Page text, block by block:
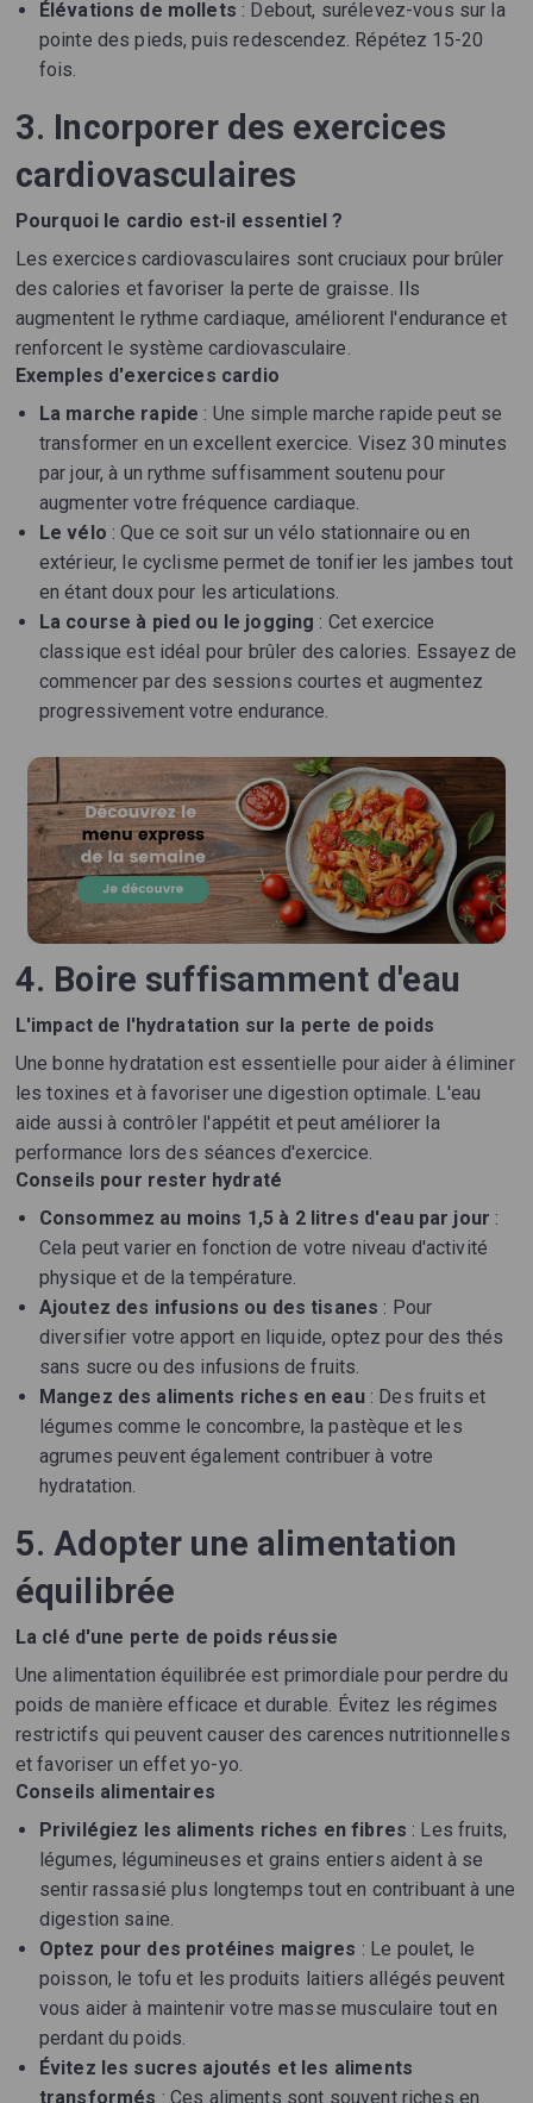
Élévations de mollets : Debout, surélevez-vous sur la
pointe des pieds, puis redescendez. Répétez 15-20
fois.
3. Incorporer des exercices
cardiovasculaires
Pourquoi le cardio est-il essentiel ?
Les exercices cardiovasculaires sont cruciaux pour brûler
des calories et favoriser la perte de graisse. Ils
augmentent le rythme cardiaque, améliorent l'endurance et
renforcent le système cardiovasculaire.
Exemples d'exercices cardio
La marche rapide : Une simple marche rapide peut se
transformer en un excellent exercice. Visez 30 minutes
par jour, à un rythme suffisamment soutenu pour
augmenter votre fréquence cardiaque.
Le vélo : Que ce soit sur un vélo stationnaire ou en
extérieur, le cyclisme permet de tonifier les jambes tout
en étant doux pour les articulations.
La course à pied ou le jogging : Cet exercice
classique est idéal pour brûler des calories. Essayez de
commencer par des sessions courtes et augmentez
progressivement votre endurance.
4. Boire suffisamment d'eau
L'impact de l'hydratation sur la perte de poids
Une bonne hydratation est essentielle pour aider à éliminer
les toxines et à favoriser une digestion optimale. L'eau
aide aussi à contrôler l'appétit et peut améliorer la
performance lors des séances d'exercice.
Conseils pour rester hydraté
Consommez au moins 1,5 à 2 litres d'eau par jour :
Cela peut varier en fonction de votre niveau d'activité
physique et de la température.
Ajoutez des infusions ou des tisanes : Pour
diversifier votre apport en liquide, optez pour des thés
sans sucre ou des infusions de fruits.
Mangez des aliments riches en eau: Des fruits et
légumes comme le concombre, la pastèque et les
agrumes peuvent également contribuer à votre
hydratation.
5. Adopter une alimentation
équilibrée
La clé d'une perte de poids réussie
Une alimentation équilibrée est primordiale pour perdre du
poids de manière efficace et durable. Évitez les régimes
restrictifs qui peuvent causer des carences nutritionnelles
et favoriser un effet yo-yo.
Conseils alimentaires
Privilégiez les aliments riches en fibres : Les fruits,
légumes, légumineuses et grains entiers aident à se
sentir rassasié plus longtemps tout en contribuant à une
digestion saine.
Optez pour des protéines maigres : Le poulet, le
poisson, le tofu et les produits laitiers allégés peuvent
vous aider à maintenir votre masse musculaire tout en
perdant du poids.
Évitez les sucres ajoutés et les aliments
transformés : Ces aliments sont souvent riches en